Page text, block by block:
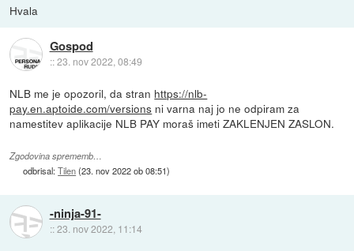
Hvala
Gospod
::23. nov 2022, 08:49
NLB me je opozoril, da stran https://nlb-
pay.en.aptoide.com/versions ni varna naj jo ne odpiram za
namestitev aplikacije NLB PAY moraš imeti ZAKLENJEN ZASLON.
Zgodovina sprememb…
odbrisal:Tilen(23. nov 2022 ob 08:51)
-ninja-91-
::23. nov 2022, 11:14